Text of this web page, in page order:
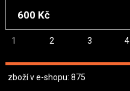
600 Kč
1 2 3 4
zboží v e-shopu: 875